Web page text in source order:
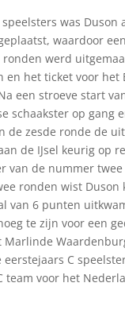
was Duson
waardoor
werd
en het ticket voor het
een stroeve start
schaakster op gang
de zesde ronde de
de IJsel keurig op
van de nummer
ronden wist
van 6 punten
te zijn voor een
C
team voor het